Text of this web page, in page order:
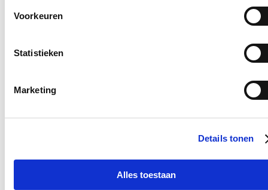
Voorkeuren
Statistieken
Marketing
Details tonen
Alles toestaan
haverklap vastrijden, krijgt ‘halve knip’
Vanaf 17 juli zullen voertuigen tijdelijk slechts langs één richting
voortuinen: nieuwe poging om drukke straat veiliger